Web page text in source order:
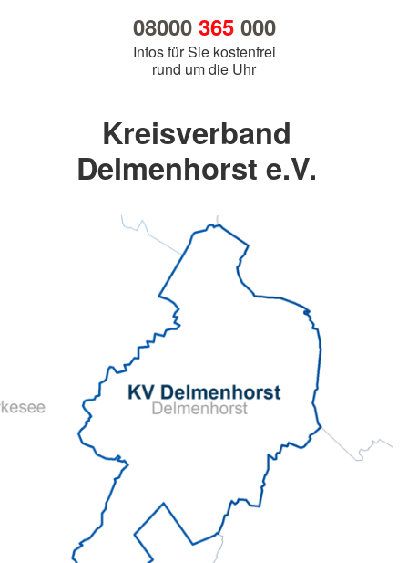
08000 365000
Infos für Sie kostenfrei
rund um die Uhr
Kreisverband
Delmenhorst e.V.